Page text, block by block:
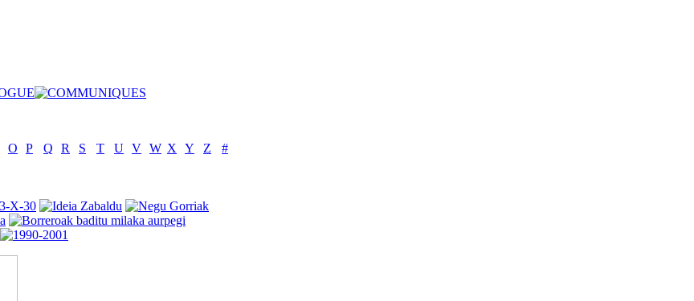
O P Q R S T U V W X Y Z
#